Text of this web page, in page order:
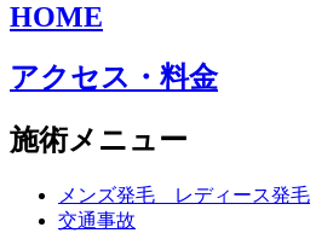
HOME
アクセス・料金
施術メニュー
メンズ発毛 レディース発毛
交通事故